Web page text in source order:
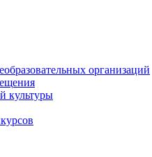
организаций
культуры